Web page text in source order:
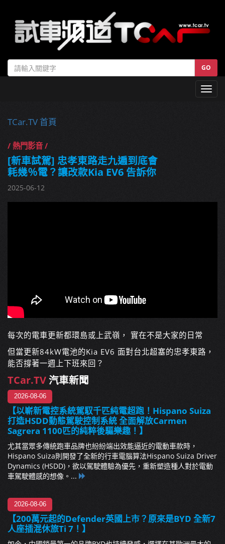
GO
TCar.TV 首頁
/ 熱門影音 /
[新車試駕] 忠孝東路走九遍到底會
耗幾％電？讓改款Kia EV6 告訴你
2025-06-12
每次的電車更新都環島或上武嶺， 實在不是大家的日常
但當更新84kW電池的Kia EV6 面對台北超塞的忠孝東路，
能否撐著一週上下班來回？
TCar.TV汽車新聞
2026-08-06
【以嶄新電控系統駕馭千匹純電超跑！Hispano Suiza
打造HSDD動態駕駛控制系統 全面解放Carmen
Sagrera 1100匹的純粹後驅樂趣！】
尤其當眾多傳統跑車品牌也紛紛端出效能逼近的電動車款時，
Hispano Suiza則開發了全新的行車電腦算法Hispano Suiza Driver
Dynamics (HSDD)，欲以駕駛體驗為優先，重新塑造種人對於電動
車駕駛體感的想像。...
2026-08-06
【200萬元起的Defender英國上市？原來是BYD 全新7
人座插混休旅Ti 7！】